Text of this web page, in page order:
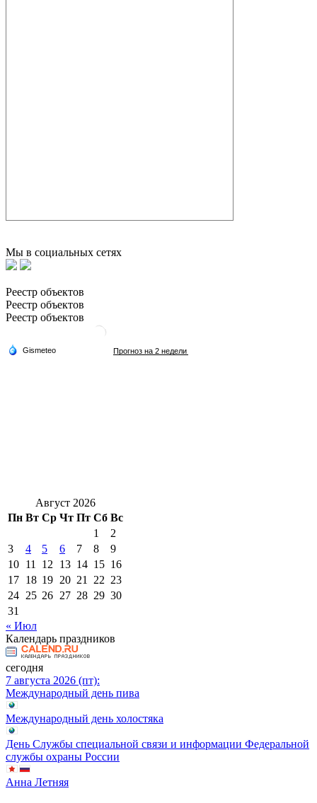
Мы в социальных сетях
Реестр объектов
Реестр объектов
Реестр объектов
Август 2026
Пн Вт Ср Чт Пт Сб Вс
1
2
3
4 5 6 7 8
9
10 11 12 13 14 15 16
17 18 19 20 21 22 23
24 25 26 27 28 29 30
31
« Июл
Календарь праздников
сегодня
7 августа 2026 (пт):
Международный день пива
Международный день холостяка
День Службы специальной связи и информации Федеральной
службы охраны России
Анна Летняя